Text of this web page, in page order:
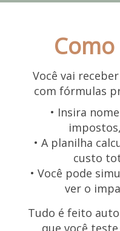
Você vai
com fórmulas
• Insira
• A planilha
custo
• Você pode
ver o
Tudo é feito
que você